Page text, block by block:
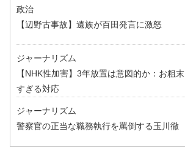
政治
【辺野古事故】遺族が百田発言に激怒
ジャーナリズム
【NHK性加害】3年放置は意図的か：お粗末
すぎる対応
ジャーナリズム
警察官の正当な職務執行を罵倒する玉川徹